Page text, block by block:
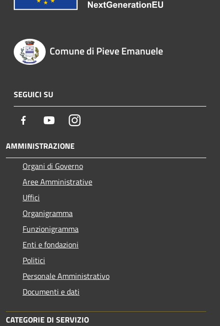
Comune di Pieve Emanuele
SEGUICI SU
Facebook YoutubeInstagram
AMMINISTRAZIONE
Organi di Governo
Aree Amministrative
Uffici
Organigramma
Funzionigramma
Enti e fondazioni
Politici
Personale Amministrativo
Documenti e dati
CATEGORIE DI SERVIZIO